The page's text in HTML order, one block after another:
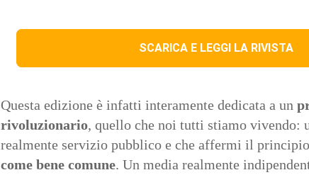
SCARICA E LEGGI LA RIVISTA
Questa edizione è infatti interamente dedicata a un
rivoluzionario, quello che noi tutti stiamo vivendo:
realmente servizio pubblico e che affermi il
come bene comune. Un media realmente